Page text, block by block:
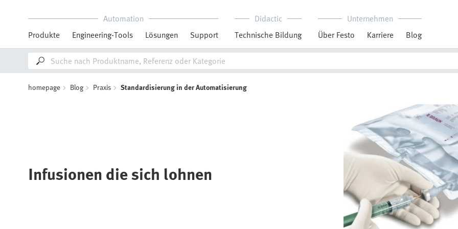
Automation
Produkte
Engineering-Tools Lösungen Support
Didactic
Technische Bildung
Unternehmen
Über Festo
Karriere Blog
homepage Blog Praxis Standardisierung in der Automatisierung
Infusionen die sich lohnen